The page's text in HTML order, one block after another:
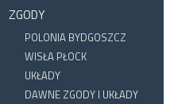
ZGODY
POLONIA BYDGOSZCZ
WISŁA PŁOCK
UKŁADY
DAWNE ZGODY I UKŁADY